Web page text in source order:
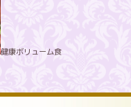
健康ボリューム食